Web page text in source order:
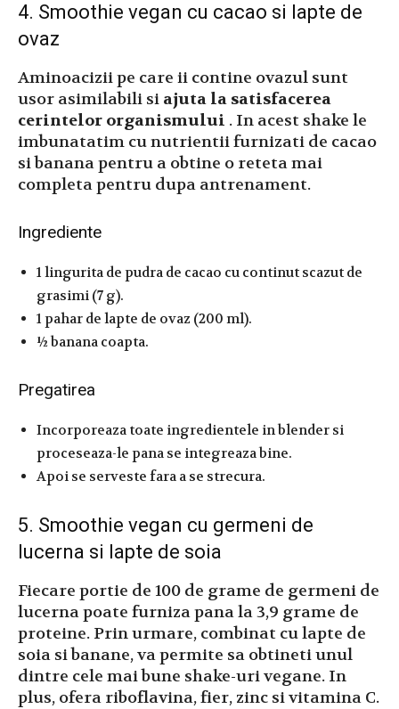
4. Smoothie vegan cu cacao si lapte de
ovaz
Aminoacizii pe care ii contine ovazul sunt
usor asimilabili si ajuta la satisfacerea
cerintelor organismului . In acest shake le
imbunatatim cu nutrientii furnizati de cacao
si banana pentru a obtine o reteta mai
completa pentru dupa antrenament.
Ingrediente
1 lingurita de pudra de cacao cu continut scazut de
grasimi (7 g).
1 pahar de lapte de ovaz (200 ml).
½ banana coapta.
Pregatirea
Incorporeaza toate ingredientele in blender si
proceseaza-le pana se integreaza bine.
Apoi se serveste fara a se strecura.
5. Smoothie vegan cu germeni de
lucerna si lapte de soia
Fiecare portie de 100 de grame de germeni de
lucerna poate furniza pana la 3,9 grame de
proteine. Prin urmare, combinat cu lapte de
soia si banane, va permite sa obtineti unul
dintre cele mai bune shake-uri vegane. In
plus, ofera riboflavina, fier, zinc si vitamina C.